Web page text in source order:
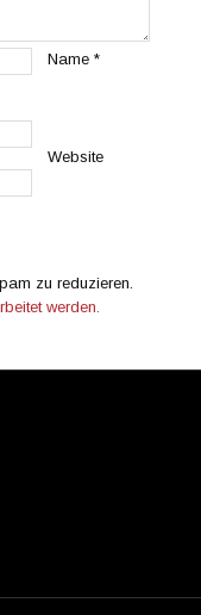
Name*
Website
zu reduzieren.
werden.